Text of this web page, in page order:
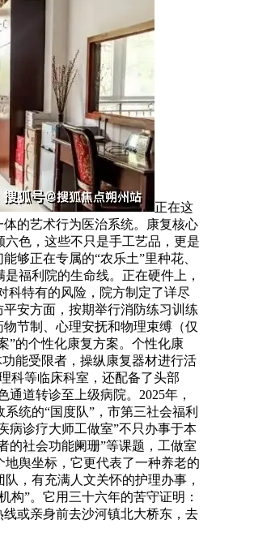
正在这
的艺术行为医治系统。康复核心
色，这些不只是手工艺品，更是
够正在专属的“农乐土”里种花、
福利院的生命线。正在硬件上，
科特有的风险，院方制定了详尽
安方面，按期举行消防练习训练
节制、心理安抚和物理束缚（仅
”的个性化康复方案。个性化康
能受限者，操纵康复器材进行活
科等临床科室，还配备了头部
道转诊至上级病院。2025年，
统的“国度队”，市第三社会福利
病诊疗大师工做室”不只办事于本
的社会功能阑珊”等课题，工做室
舆坐标，它更代表了一种养老的
，有充满人文关怀的护理办事，
”。它用三十六年的苦守证明：
或亲身前去沙河镇北大桥东，去